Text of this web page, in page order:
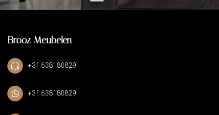
Brooz Meubelen
+31 638180829
+31 638180829